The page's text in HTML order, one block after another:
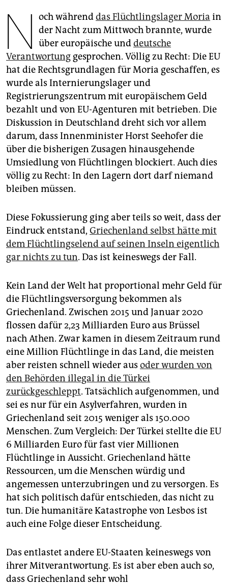
genossenschaft
epaper login
N och währenddas Flüchtlingslager Moria in
der Nacht zum Mittwoch brannte, wurde
über europäische unddeutsche
Verantwortung gesprochen. Völlig zu Recht: Die EU
hat die Rechtsgrundlagen für Moria geschaffen, es
wurde als Internierungslager und
Registrierungszentrum mit europäischem Geld
bezahlt und von EU-Agenturen mit betrieben. Die
Diskussion in Deutschland dreht sich vor allem
darum, dass Innenminister Horst Seehofer die
über die bisherigen Zusagen hinausgehende
Umsiedlung von Flüchtlingen blockiert. Auch dies
völlig zu Recht: In den Lagern dort darf niemand
bleiben müssen.
Diese Fokussierung ging aber teils so weit, dass der
Eindruck entstand, Griechenland selbst hätte mit
dem Flüchtlingselend auf seinen Inseln eigentlich
gar nichts zu tun. Das ist keineswegs der Fall.
Kein Land der Welt hat proportional mehr Geld für
die Flüchtlingsversorgung bekommen als
Griechenland. Zwischen 2015 und Januar 2020
flossen dafür 2,23 Milliarden Euro aus Brüssel
nach Athen. Zwar kamen in diesem Zeitraum rund
eine Million Flüchtlinge in das Land, die meisten
aber reisten schnell wieder aus oder wurden von
den Behörden illegal in die Türkei
zurückgeschleppt. Tatsächlich aufgenommen, und
sei es nur für ein Asylverfahren, wurden in
Griechenland seit 2015 weniger als 150.000
Menschen. Zum Vergleich: Der Türkei stellte die EU
6 Milliarden Euro für fast vier Millionen
Flüchtlinge in Aussicht. Griechenland hätte
Ressourcen, um die Menschen würdig und
angemessen unterzubringen und zu versorgen. Es
hat sich politisch dafür entschieden, das nicht zu
tun. Die humanitäre Katastrophe von Lesbos ist
auch eine Folge dieser Entscheidung.
Das entlastet andere EU-Staaten keineswegs von
ihrer Mitverantwortung. Es ist aber eben auch so,
dass Griechenland sehr wohl